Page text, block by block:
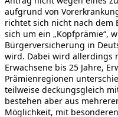
aufgrund von
richtet sich nicht nach dem
sich um ein „Kopfprämie“,
Bürgerversicherung in
wird. Dabei wird allerdings
Erwachsene bis 25 Jahre,
Prämienregionen
teilweise deckungsgleich
bestehen aber aus
Möglichkeit, mit